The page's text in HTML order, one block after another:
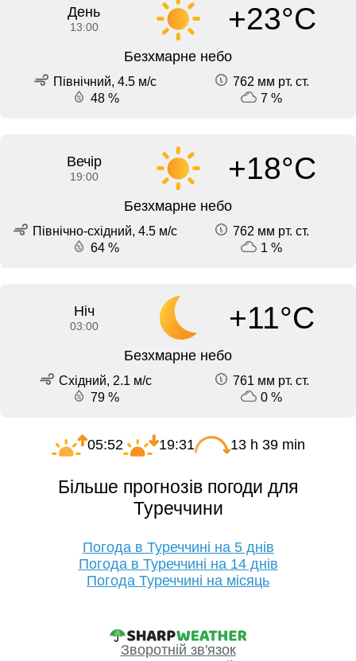
День
13:00 +23°C
Безхмарне небо
Північний, 4.5 м/с
762 мм рт. ст.
48 %
7 %
Вечір
19:00 +18°C
Безхмарне небо
Північно-східний, 4.5 м/с
762 мм рт. ст.
64 %
1 %
Ніч
03:00 +11°C
Безхмарне небо
Східний, 2.1 м/с
761 мм рт. ст.
79 %
0 %
05:52 19:31 13 h 39 min
Більше прогнозів погоди для
Туреччини
Погода в Туреччині на 5 днів
Погода в Туреччині на 14 днів
Погода Туреччині на місяць
Зворотній зв'язок